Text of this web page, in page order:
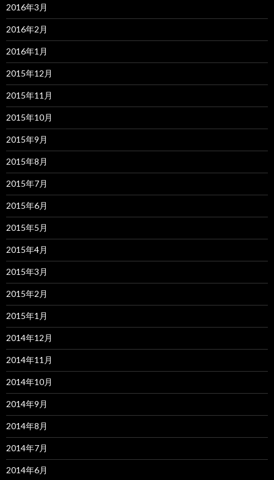
2016年3月
2016年2月
2016年1月
2015年12月
2015年11月
2015年10月
2015年9月
2015年8月
2015年7月
2015年6月
2015年5月
2015年4月
2015年3月
2015年2月
2015年1月
2014年12月
2014年11月
2014年10月
2014年9月
2014年8月
2014年7月
2014年6月